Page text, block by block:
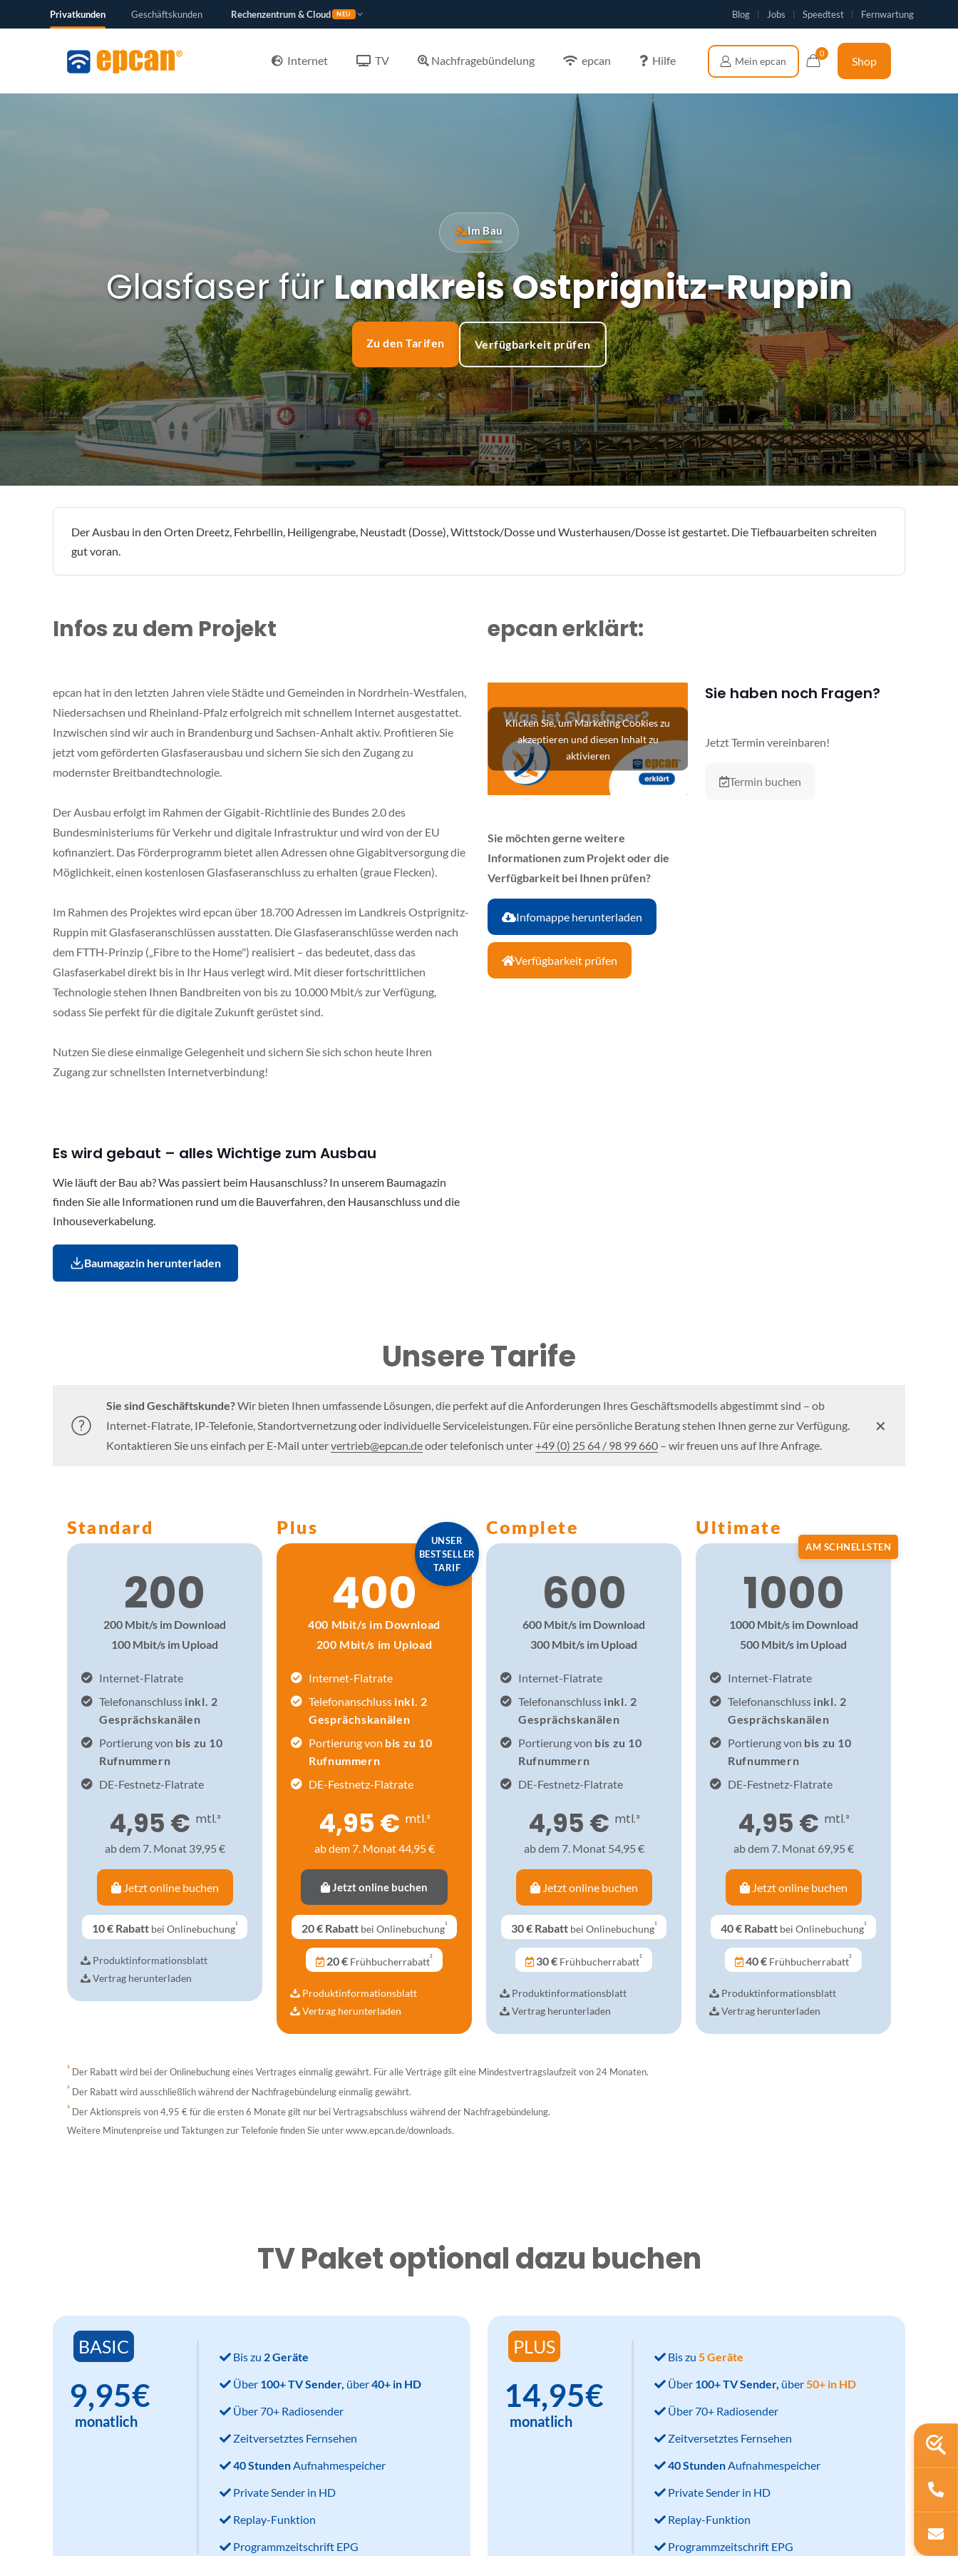
Privatkunden Geschäftskunden Rechenzentrum & Cloud NEU Blog | Jobs | Speedtest | Fernwartung
Internet TV Nachfragebündelung epcan Hilfe
0
Shop
Im Bau
Glasfaser fürLandkreis Ostprignitz-Ruppin
Zu den Tarifen Verfügbarkeit prüfen
Der Ausbau in den Orten Dreetz, Fehrbellin, Heiligengrabe, Neustadt (Dosse), Wittstock/Dosse und Wusterhausen/Dosse ist gestartet. Die Tiefbauarbeiten schreiten
gut voran.
Infos zu dem Projekt
epcan hat in den letzten Jahren viele Städte und Gemeinden in Nordrhein-Westfalen,
Niedersachsen und Rheinland-Pfalz erfolgreich mit schnellem Internet ausgestattet.
Inzwischen sind wir auch in Brandenburg und Sachsen-Anhalt aktiv. Profitieren Sie
jetzt vom geförderten Glasfaserausbau und sichern Sie sich den Zugang zu
modernster Breitbandtechnologie.
Der Ausbau erfolgt im Rahmen der Gigabit-Richtlinie des Bundes 2.0 des
Bundesministeriums für Verkehr und digitale Infrastruktur und wird von der EU
kofinanziert. Das Förderprogramm bietet allen Adressen ohne Gigabitversorgung die
Möglichkeit, einen kostenlosen Glasfaseranschluss zu erhalten (graue Flecken).
Im Rahmen des Projektes wird epcan über 18.700 Adressen im Landkreis Ostprignitz-
Ruppin mit Glasfaseranschlüssen ausstatten. Die Glasfaseranschlüsse werden nach
dem FTTH-Prinzip („Fibre to the Home") realisiert – das bedeutet, dass das
Glasfaserkabel direkt bis in Ihr Haus verlegt wird. Mit dieser fortschrittlichen
Technologie stehen Ihnen Bandbreiten von bis zu 10.000 Mbit/s zur Verfügung,
sodass Sie perfekt für die digitale Zukunft gerüstet sind.
Nutzen Sie diese einmalige Gelegenheit und sichern Sie sich schon heute Ihren
Zugang zur schnellsten Internetverbindung!
Es wird gebaut – alles Wichtige zum Ausbau
Wie läuft der Bau ab? Was passiert beim Hausanschluss? In unserem Baumagazin
finden Sie alle Informationen rund um die Bauverfahren, den Hausanschluss und die
Inhouseverkabelung.
Baumagazin herunterladen
epcan erklärt:
Klicken Sie, um Marketing Cookies zu
akzeptieren und diesen Inhalt zu
aktivieren
Sie haben noch Fragen?
Jetzt Termin vereinbaren!
Termin buchen
Sie möchten gerne weitere
Informationen zum Projekt oder die
Verfügbarkeit bei Ihnen prüfen?
Infomappe herunterladen
Verfügbarkeit prüfen
Unsere Tarife
Sie sind Geschäftskunde?Wir bieten Ihnen umfassende Lösungen, die perfekt auf die Anforderungen Ihres Geschäftsmodells abgestimmt sind – ob
Internet-Flatrate, IP-Telefonie, Standortvernetzung oder individuelle Serviceleistungen. Für eine persönliche Beratung stehen Ihnen gerne zur Verfügung.
Kontaktieren Sie uns einfach per E-Mail untervertrieb@epcan.deoder telefonisch unter+49 (0) 25 64 / 98 99 660 – wir freuen uns auf Ihre Anfrage.
✕
Standard
200
200 Mbit/s im Download
100 Mbit/s im Upload
Internet-Flatrate
Telefonanschluss inkl. 2
Gesprächskanälen
Portierung von bis zu 10
Rufnummern
DE-Festnetz-Flatrate
4,95 € mtl.³
ab dem 7. Monat 39,95 €
Jetzt online buchen
10 € Rabattbei Onlinebuchung¹
Produktinformationsblatt
Vertrag herunterladen
Plus
UNSER
BESTSELLER
TARIF
400
400 Mbit/s im Download
200 Mbit/s im Upload
Internet-Flatrate
Telefonanschluss inkl. 2
Gesprächskanälen
Portierung von bis zu 10
Rufnummern
DE-Festnetz-Flatrate
4,95 € mtl.³
ab dem 7. Monat 44,95 €
Jetzt online buchen
20 € Rabattbei Onlinebuchung¹
20 € Frühbucherrabatt²
Produktinformationsblatt
Vertrag herunterladen
Complete
600
600 Mbit/s im Download
300 Mbit/s im Upload
Internet-Flatrate
Telefonanschluss inkl. 2
Gesprächskanälen
Portierung von bis zu 10
Rufnummern
DE-Festnetz-Flatrate
4,95 € mtl.³
ab dem 7. Monat 54,95 €
Jetzt online buchen
30 € Rabattbei Onlinebuchung¹
30 € Frühbucherrabatt²
Produktinformationsblatt
Vertrag herunterladen
Ultimate
AM SCHNELLSTEN
1000
1000 Mbit/s im Download
500 Mbit/s im Upload
Internet-Flatrate
Telefonanschluss inkl. 2
Gesprächskanälen
Portierung von bis zu 10
Rufnummern
DE-Festnetz-Flatrate
4,95 € mtl.³
ab dem 7. Monat 69,95 €
Jetzt online buchen
40 € Rabattbei Onlinebuchung¹
40 € Frühbucherrabatt²
Produktinformationsblatt
Vertrag herunterladen
¹ Der Rabatt wird bei der Onlinebuchung eines Vertrages einmalig gewährt. Für alle Verträge gilt eine Mindestvertragslaufzeit von 24 Monaten.
² Der Rabatt wird ausschließlich während der Nachfragebündelung einmalig gewährt.
³ Der Aktionspreis von 4,95 € für die ersten 6 Monate gilt nur bei Vertragsabschluss während der Nachfragebündelung.
Weitere Minutenpreise und Taktungen zur Telefonie finden Sie unter www.epcan.de/downloads.
TV Paket optional dazu buchen
BASIC
9,95€
monatlich
Bis zu 2 Geräte
Über 100+ TV Sender, über40+ in HD
Über 70+ Radiosender
Zeitversetztes Fernsehen
40 StundenAufnahmespeicher
Private Sender in HD
Replay-Funktion
Programmzeitschrift EPG
PLUS
14,95€
monatlich
Bis zu5 Geräte
Über 100+ TV Sender, über50+ in HD
Über 70+ Radiosender
Zeitversetztes Fernsehen
40 StundenAufnahmespeicher
Private Sender in HD
Replay-Funktion
Programmzeitschrift EPG